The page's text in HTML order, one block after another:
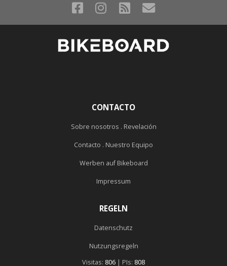
CONTACTO
Sobre nosotros . Revelación
Contacto . Nuestro Equipo
Werben auf Bikeboard
Impressum
REGELN
Datenschutz
Nutzungsregeln
Visitas: 806 | PIs: 808